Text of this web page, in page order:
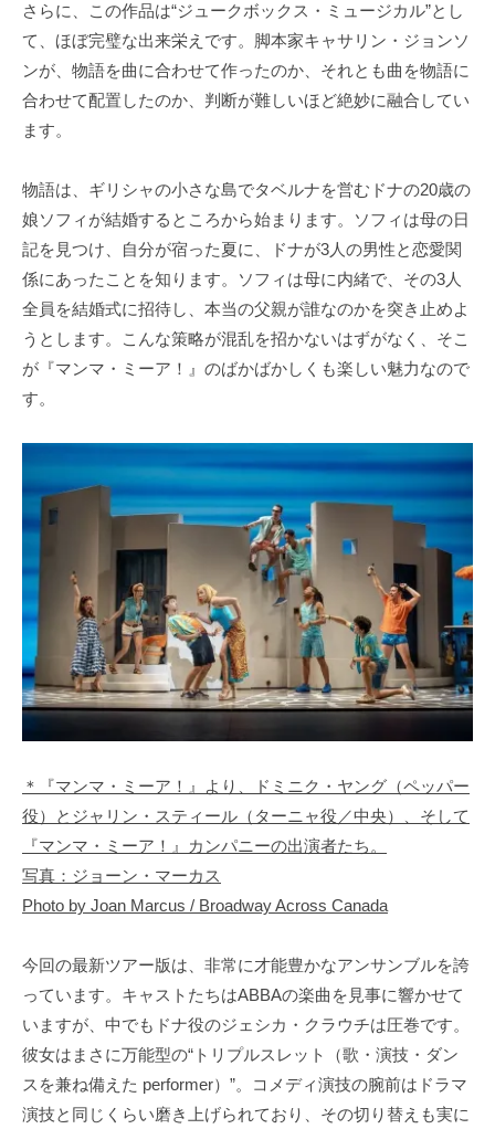
さらに、この作品は“ジュークボックス・ミュージカル”とし
て、ほぼ完璧な出来栄えです。脚本家キャサリン・ジョンソ
ンが、物語を曲に合わせて作ったのか、それとも曲を物語に
合わせて配置したのか、判断が難しいほど絶妙に融合してい
ます。
物語は、ギリシャの小さな島でタベルナを営むドナの20歳の
娘ソフィが結婚するところから始まります。ソフィは母の日
記を見つけ、自分が宿った夏に、ドナが3人の男性と恋愛関
係にあったことを知ります。ソフィは母に内緒で、その3人
全員を結婚式に招待し、本当の父親が誰なのかを突き止めよ
うとします。こんな策略が混乱を招かないはずがなく、そこ
が『マンマ・ミーア！』のばかばかしくも楽しい魅力なので
す。
＊『マンマ・ミーア！』より、ドミニク・ヤング（ペッパー
役）とジャリン・スティール（ターニャ役／中央）、そして
『マンマ・ミーア！』カンパニーの出演者たち。
写真：ジョーン・マーカス
Photo by Joan Marcus / Broadway Across Canada
今回の最新ツアー版は、非常に才能豊かなアンサンブルを誇
っています。キャストたちはABBAの楽曲を見事に響かせて
いますが、中でもドナ役のジェシカ・クラウチは圧巻です。
彼女はまさに万能型の“トリプルスレット（歌・演技・ダン
スを兼ね備えた performer）”。コメディ演技の腕前はドラマ
演技と同じくらい磨き上げられており、その切り替えも実に